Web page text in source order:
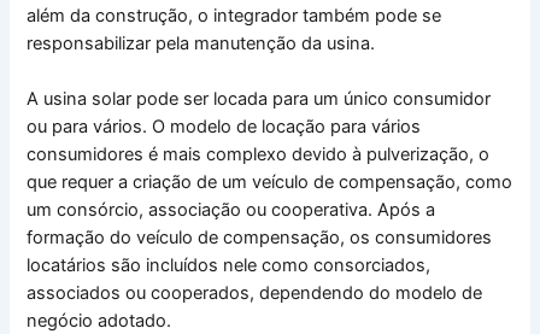
além da construção, o integrador também pode se
responsabilizar pela manutenção da usina.
A usina solar pode ser locada para um único consumidor
ou para vários. O modelo de locação para vários
consumidores é mais complexo devido à pulverização, o
que requer a criação de um veículo de compensação, como
um consórcio, associação ou cooperativa. Após a
formação do veículo de compensação, os consumidores
locatários são incluídos nele como consorciados,
associados ou cooperados, dependendo do modelo de
negócio adotado.